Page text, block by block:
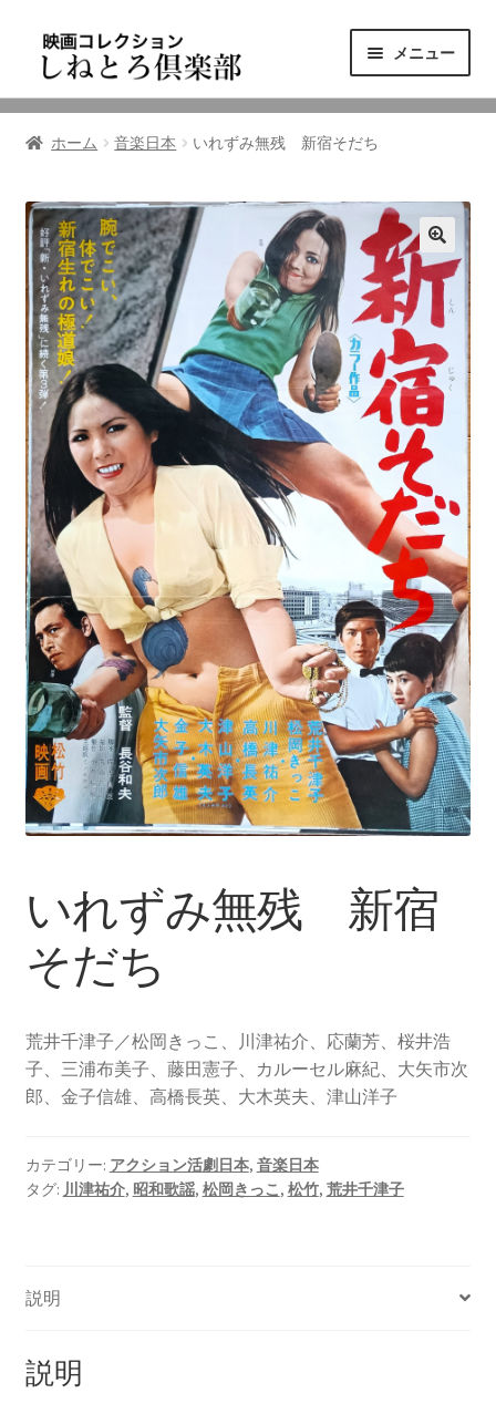
ゲ
シ
ン
へ
ス
キ
ッ
プ
テ
ツ
ス
キ
ッ
プ
メニュー
ニュース
東三河の映画館
しねとろ倶楽部について
リンクの旅
ホーム 音楽日本 いれずみ無残 新宿そだち
いれずみ無残 新宿
そだち
荒井千津子／松岡きっこ、川津祐介、応蘭芳、桜井浩
子、三浦布美子、藤田憲子、カルーセル麻紀、大矢市次
郎、金子信雄、高橋長英、大木英夫、津山洋子
カテゴリー: アクション活劇日本, 音楽日本
タグ: 川津祐介, 昭和歌謡, 松岡きっこ, 松竹, 荒井千津子
説明
説明